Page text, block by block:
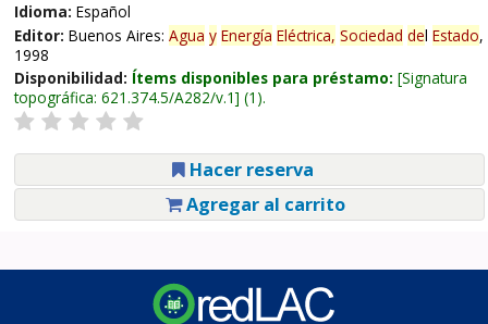
Idioma: Español
Editor: Buenos Aires: Agua y Energía Eléctrica, Sociedad del Estado,
1998
Disponibilidad: Ítems disponibles para préstamo: Signatura
topográfica: 621.374.5/A282/v.1 (1).
Hacer reserva
Agregar al carrito